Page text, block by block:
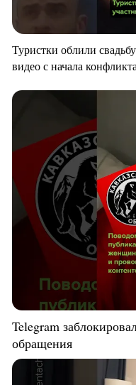
Туристки облили
видео с начала
Telegram
обращения